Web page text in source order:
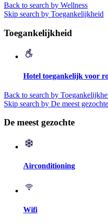
Back to search by Wellness
Skip search by Toegankelijkheid
Toegankelijkheid
Hotel toegankelijk voor
Back to search by
Skip search by De meest gezochte
De meest gezochte
Airconditioning
Wifi